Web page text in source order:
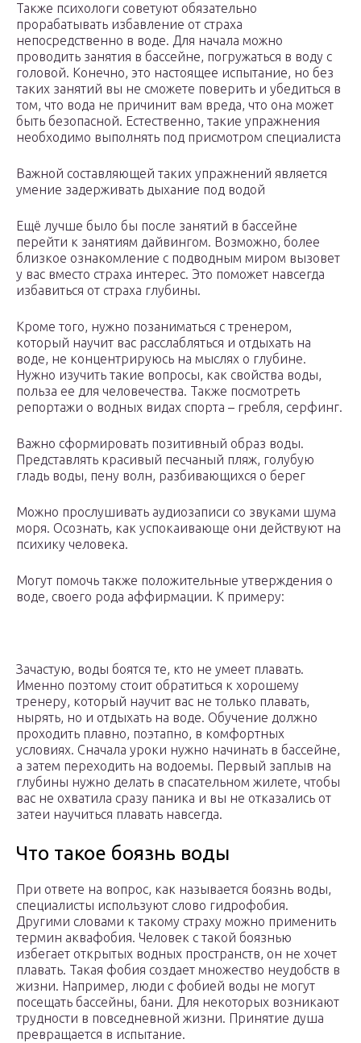
Также психологи советуют обязательно
прорабатывать избавление от страха
непосредственно в воде. Для начала можно
проводить занятия в бассейне, погружаться в воду с
головой. Конечно, это настоящее испытание, но без
таких занятий вы не сможете поверить и убедиться в
том, что вода не причинит вам вреда, что она может
быть безопасной. Естественно, такие упражнения
необходимо выполнять под присмотром специалиста
Важной составляющей таких упражнений является
умение задерживать дыхание под водой
Ещё лучше было бы после занятий в бассейне
перейти к занятиям дайвингом. Возможно, более
близкое ознакомление с подводным миром вызовет
у вас вместо страха интерес. Это поможет навсегда
избавиться от страха глубины.
Кроме того, нужно позаниматься с тренером,
который научит вас расслабляться и отдыхать на
воде, не концентрируюсь на мыслях о глубине.
Нужно изучить такие вопросы, как свойства воды,
польза ее для человечества. Также посмотреть
репортажи о водных видах спорта – гребля, серфинг.
Важно сформировать позитивный образ воды.
Представлять красивый песчаный пляж, голубую
гладь воды, пену волн, разбивающихся о берег
Можно прослушивать аудиозаписи со звуками шума
моря. Осознать, как успокаивающе они действуют на
психику человека.
Могут помочь также положительные утверждения о
воде, своего рода аффирмации. К примеру:
Зачастую, воды боятся те, кто не умеет плавать.
Именно поэтому стоит обратиться к хорошему
тренеру, который научит вас не только плавать,
нырять, но и отдыхать на воде. Обучение должно
проходить плавно, поэтапно, в комфортных
условиях. Сначала уроки нужно начинать в бассейне,
а затем переходить на водоемы. Первый заплыв на
глубины нужно делать в спасательном жилете, чтобы
вас не охватила сразу паника и вы не отказались от
затеи научиться плавать навсегда.
Что такое боязнь воды
При ответе на вопрос, как называется боязнь воды,
специалисты используют слово гидрофобия.
Другими словами к такому страху можно применить
термин аквафобия. Человек с такой боязнью
избегает открытых водных пространств, он не хочет
плавать. Такая фобия создает множество неудобств в
жизни. Например, люди с фобией воды не могут
посещать бассейны, бани. Для некоторых возникают
трудности в повседневной жизни. Принятие душа
превращается в испытание.